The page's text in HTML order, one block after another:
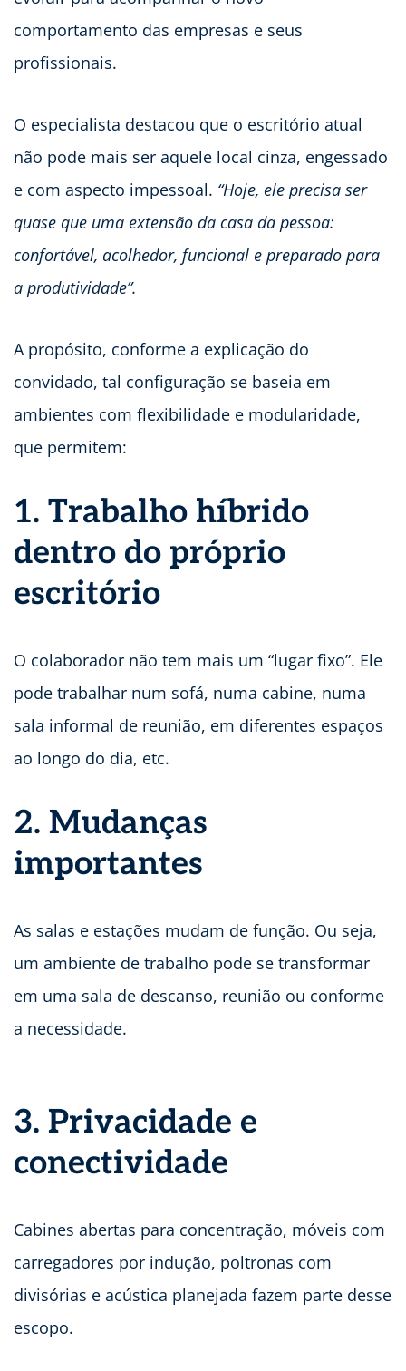
comportamento das empresas e seus
profissionais.
O especialista destacou que o escritório atual
não pode mais ser aquele local cinza, engessado
e com aspecto impessoal. “Hoje, ele precisa ser
quase que uma extensão da casa da pessoa:
confortável, acolhedor, funcional e preparado para
a produtividade”.
A propósito, conforme a explicação do
convidado, tal configuração se baseia em
ambientes com flexibilidade e modularidade,
que permitem:
1. Trabalho híbrido
dentro do próprio
escritório
O colaborador não tem mais um “lugar fixo”. Ele
pode trabalhar num sofá, numa cabine, numa
sala informal de reunião, em diferentes espaços
ao longo do dia, etc.
2. Mudanças
importantes
As salas e estações mudam de função. Ou seja,
um ambiente de trabalho pode se transformar
em uma sala de descanso, reunião ou conforme
a necessidade.
3. Privacidade e
conectividade
Cabines abertas para concentração, móveis com
carregadores por indução, poltronas com
divisórias e acústica planejada fazem parte desse
escopo.